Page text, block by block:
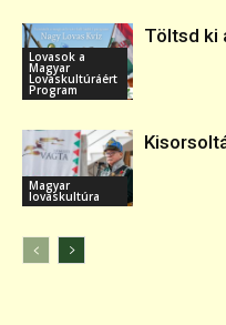
Lovasok a
Magyar
Lovaskultúráért
Program
Töltsd ki
Magyar
lovaskultúra